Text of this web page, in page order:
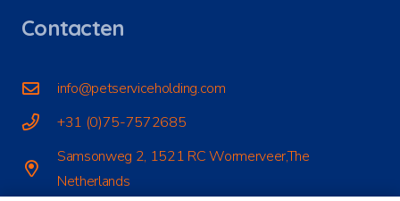
Contacten
info@petserviceholding.com
+31 (0)75-7572685
Samsonweg 2, 1521 RC Wormerveer,The
Netherlands